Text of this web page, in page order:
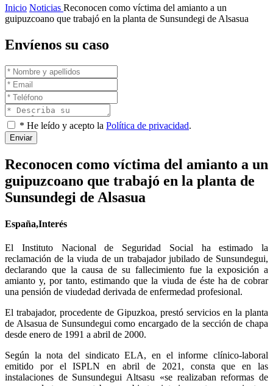
Inicio Noticias Reconocen como víctima del amianto a un
guipuzcoano que trabajó en la planta de Sunsundegi de Alsasua
Envíenos su caso
* He leído y acepto la Política de privacidad.
Enviar
Reconocen como víctima del amianto a un
guipuzcoano que trabajó en la planta de
Sunsundegi de Alsasua
España,Interés
El Instituto Nacional de Seguridad Social ha estimado la
reclamación de la viuda de un trabajador jubilado de Sunsundegui,
declarando que la causa de su fallecimiento fue la exposición a
amianto y, por tanto, estimando que la viuda de éste ha de cobrar
una pensión de viudedad derivada de enfermedad profesional.
El trabajador, procedente de Gipuzkoa, prestó servicios en la planta
de Alsasua de Sunsundegui como encargado de la sección de chapa
desde enero de 1991 a abril de 2000.
Según la nota del sindicato ELA, en el informe clínico-laboral
emitido por el ISPLN en abril de 2021, consta que en las
instalaciones de Sunsundegui Altsasu «se realizaban reformas de